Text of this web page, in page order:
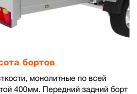
бортов
монолитные по всей
400мм. Передний задний борт